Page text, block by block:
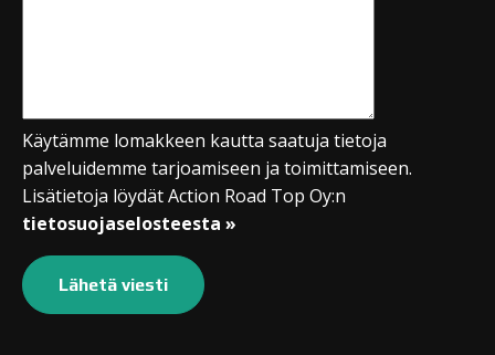
Käytämme lomakkeen kautta saatuja tietoja
palveluidemme tarjoamiseen ja toimittamiseen.
Lisätietoja löydät Action Road Top Oy:n
tietosuojaselosteesta »